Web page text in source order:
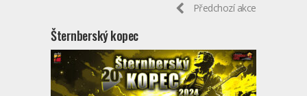
Předchozí akce
Šternberský kopec